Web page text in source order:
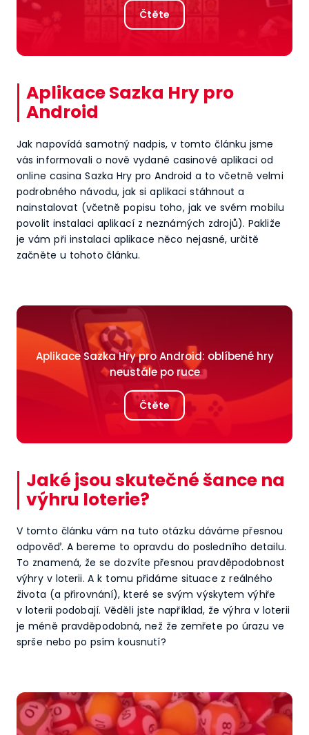
Čtěte
Aplikace Sazka Hry pro
Android
Jak napovídá samotný nadpis, v tomto článku jsme
vás informovali o nově vydané casinové aplikaci od
online casina Sazka Hry pro Android a to včetně velmi
podrobného návodu, jak si aplikaci stáhnout a
nainstalovat (včetně popisu toho, jak ve svém mobilu
povolit instalaci aplikací z neznámých zdrojů). Pakliže
je vám při instalaci aplikace něco nejasné, určitě
začněte u tohoto článku.
Aplikace Sazka Hry pro Android: oblíbené hry
neustále po ruce
Čtěte
Jaké jsou skutečné šance na
výhru loterie?
V tomto článku vám na tuto otázku dáváme přesnou
odpověď. A bereme to opravdu do posledního detailu.
To znamená, že se dozvíte přesnou pravděpodobnost
výhry v loterii. A k tomu přidáme situace z reálného
života (a přirovnání), které se svým výskytem výhře
v loterii podobají. Věděli jste například, že výhra v loterii
je méně pravděpodobná, než že zemřete po úrazu ve
sprše nebo po psím kousnutí?